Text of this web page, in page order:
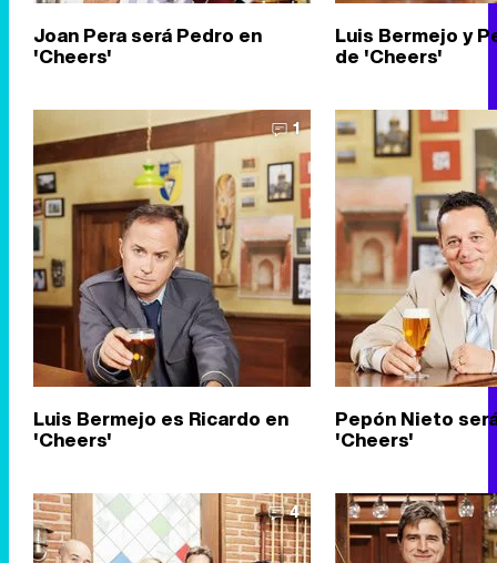
Joan Pera será Pedro en
'Cheers'
Luis Bermejo y
de 'Cheers'
1
Luis Bermejo es Ricardo en
'Cheers'
Pepón Nieto
'Cheers'
4